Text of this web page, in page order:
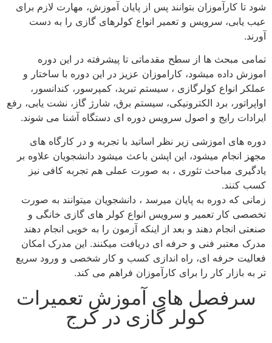
شود تا کارآموزان بتوانند پس از پایان آموزش، مهارت لازم برای
عیب‌ یابی، سرویس و تعمیر انواع کولرهای گازی را به دست
آورند.
تمامی مبحث ها از سطح مقدماتی تا پیشرفته در این دوره
اموزش داده میشود، کاراموزان عزیز در این دوره با ساختار و
عملکر انواع کولرگازی ، سیستم تبرید، کمپرسور، کندانسور،
اواپراتور، برد الکترونیکی، سیستم برق، شارژ گاز، نشت‌ یابی، رفع
ایرادات رایج و اصول سرویس دوره‌ ای دستگاه آشنا می‌ شوند.
دوره های اموزشی زیر نظر اساتید با تجربه و در کارگاه های
مجهز انجام میشود، این اپشن باعث میشود دانشجویان علاوه بر
یادگیری مباحث تئوری ، به صورت عملی هم تجربه کافی نیز
کسب کنند.
زمانی که دوره به پایان میرسد ، دانشجویان میتوانند به صورت
تخصصی کار تعمیر و سرویس انواع کولر های گازی خانگی و
صنعتی انجام دهند و بعد از اینکه آزمون را به خوبی انجام دهند
مدرک معتبر فنی و حرفه ای دریافت میکنند. این مدرک امکان
فعالیت حرفه‌ ای، راه‌ اندازی کسب‌ و کار شخصی و ورود سریع‌
تر به بازار کار را برای کارآموزان فراهم می‌ کند.
سرفصل های آموزش تعمیرات
کولر گازی در کرج